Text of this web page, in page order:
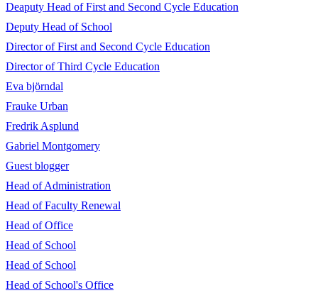
Deaputy Head of First and Second Cycle Education
Deputy Head of School
Director of First and Second Cycle Education
Director of Third Cycle Education
Eva björndal
Frauke Urban
Fredrik Asplund
Gabriel Montgomery
Guest blogger
Head of Administration
Head of Faculty Renewal
Head of Office
Head of School
Head of School
Head of School's Office